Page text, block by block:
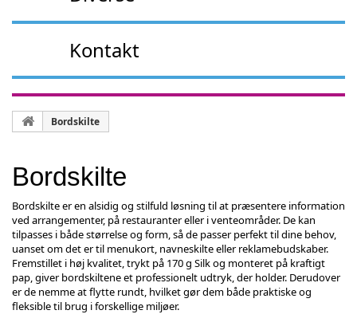
Kontakt
Bordskilte
Bordskilte
Bordskilte er en alsidig og stilfuld løsning til at præsentere information
ved arrangementer, på restauranter eller i venteområder. De kan
tilpasses i både størrelse og form, så de passer perfekt til dine behov,
uanset om det er til menukort, navneskilte eller reklamebudskaber.
Fremstillet i høj kvalitet, trykt på 170 g Silk og monteret på kraftigt
pap, giver bordskiltene et professionelt udtryk, der holder. Derudover
er de nemme at flytte rundt, hvilket gør dem både praktiske og
fleksible til brug i forskellige miljøer.